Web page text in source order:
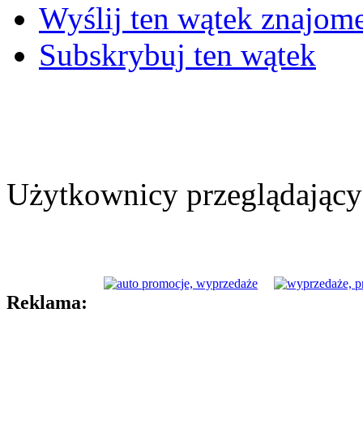
Wyślij ten wątek
Subskrybuj ten wątek
Użytkownicy
Reklama: